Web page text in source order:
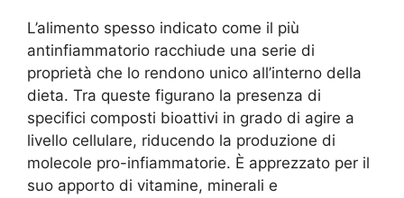
L’alimento spesso indicato come il più
antinfiammatorio racchiude una serie di
proprietà che lo rendono unico all’interno della
dieta. Tra queste figurano la presenza di
specifici composti bioattivi in grado di agire a
livello cellulare, riducendo la produzione di
molecole pro-infiammatorie. È apprezzato per il
suo apporto di vitamine, minerali e